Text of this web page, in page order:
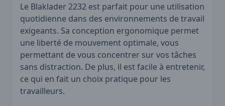
Le Blaklader 2232 est parfait pour une utilisation
quotidienne dans des environnements de travail
exigeants. Sa conception ergonomique permet
une liberté de mouvement optimale, vous
permettant de vous concentrer sur vos tâches
sans distraction. De plus, il est facile à entretenir,
ce qui en fait un choix pratique pour les
travailleurs.